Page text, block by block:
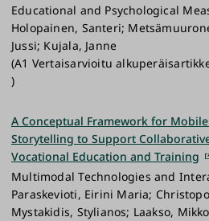
Educational and Psychological
Holopainen, Santeri;
Jussi; Kujala, Janne
(A1 Vertaisarvioitu
)
A Conceptual Framework for
Storytelling to Support
Vocational Education and Training
Multimodal Technologies and
Paraskevioti, Eirini Maria;
Mystakidis, Stylianos; Laakso,